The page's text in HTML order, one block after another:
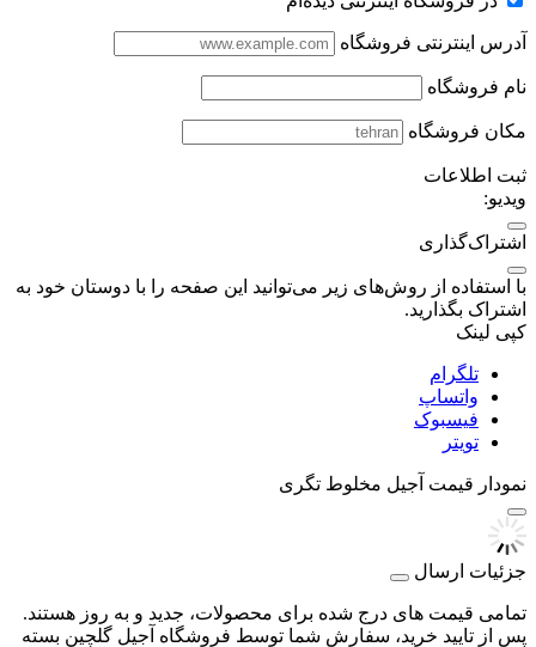
آدرس اینترنتی فروشگاه
نام فروشگاه
مکان فروشگاه
ثبت اطلاعات
ویدیو:
اشتراک‌گذاری
با استفاده از روش‌های زیر می‌توانید این صفحه را با دوستان خود به
اشتراک بگذارید.
کپی لینک
تلگرام
واتساپ
فیسبوک
تویتر
نمودار قیمت آجیل مخلوط تگری
جزئیات ارسال
تمامی قیمت های درج شده برای محصولات، جدید و به روز هستند.
پس از تایید خرید، سفارش شما توسط فروشگاه آجیل گلچین بسته